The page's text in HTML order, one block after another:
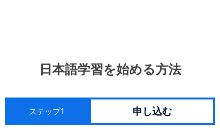
日本語学習を始める方法
ステップ1 申し込む